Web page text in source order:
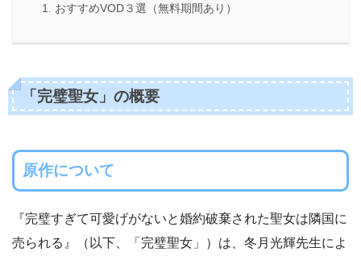
おすすめVOD３選（無料期間あり）
「完璧聖女」の概要
原作について
『完璧すぎて可愛げがないと婚約破棄された聖女は隣国に
売られる』（以下、「完璧聖女」）は、冬月光輝先生によ